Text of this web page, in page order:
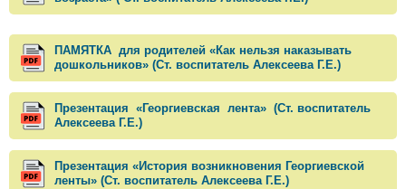
ПАМЯТКА для родителей «Как нельзя наказывать
дошкольников» (Ст. воспитатель Алексеева Г.Е.)
Презентация «Георгиевская лента» (Ст. воспитатель
Алексеева Г.Е.)
Презентация «История возникновения Георгиевской
ленты» (Ст. воспитатель Алексеева Г.Е.)